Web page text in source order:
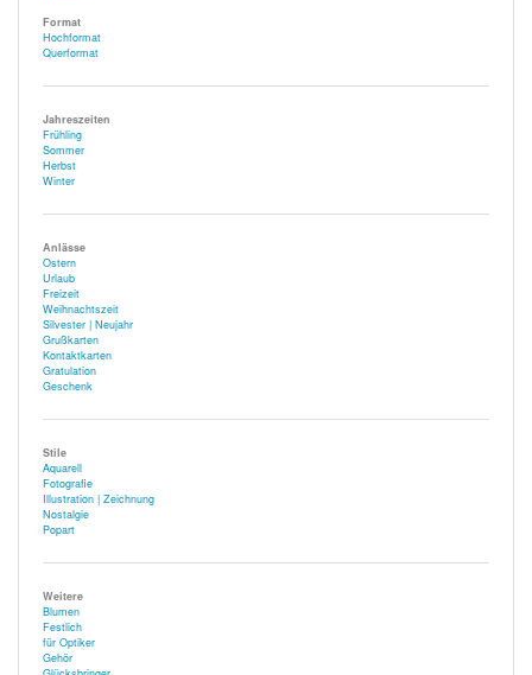
Format
Hochformat
Querformat
Jahreszeiten
Frühling
Sommer
Herbst
Winter
Anlässe
Ostern
Urlaub
Freizeit
Weihnachtszeit
Silvester | Neujahr
Grußkarten
Kontaktkarten
Gratulation
Geschenk
Stile
Aquarell
Fotografie
Illustration | Zeichnung
Nostalgie
Popart
Weitere
Blumen
Festlich
für Optiker
Gehör